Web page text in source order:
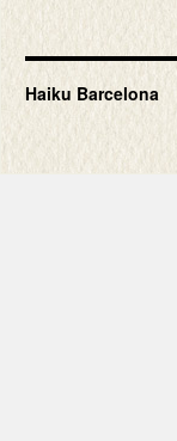
Haiku Barcelona